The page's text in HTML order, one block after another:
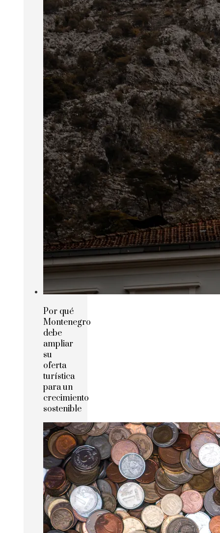
Por qué
Montenegro
debe
ampliar
su
oferta
turística
para un
crecimiento
sostenible